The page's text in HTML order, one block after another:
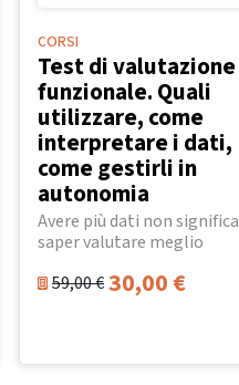
CORSI
Test di valutazione
funzionale. Quali
utilizzare, come
interpretare i dati,
come gestirli in
autonomia
Avere più dati non significa
saper valutare meglio
59,00€30,00€